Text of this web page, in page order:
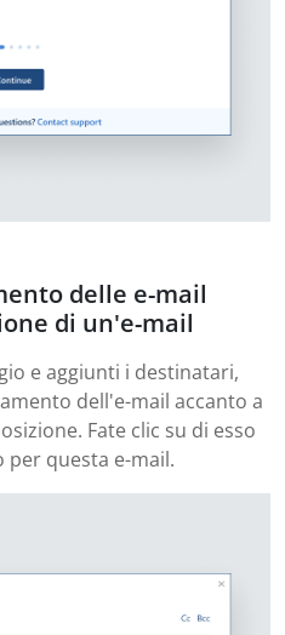
delle e-mail
di un'e-mail
e aggiunti i destinatari,
dell'e-mail accanto a
Fate clic su di esso
questa e-mail.